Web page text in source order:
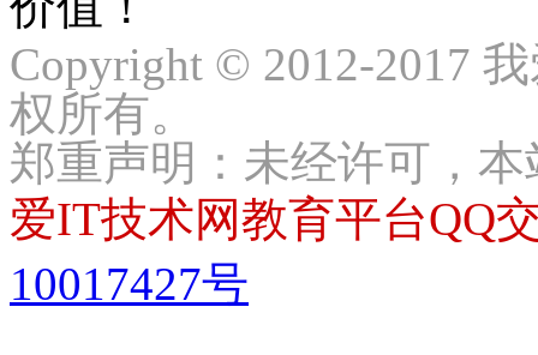
Copyright © 2012-2017
权所有。
郑重声明：未经许可，
爱IT技术网教育平台QQ
10017427号